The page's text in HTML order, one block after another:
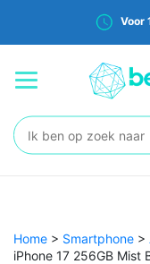
Voor
Zoeken:
Home > Smartphone >
iPhone 17 256GB Mist